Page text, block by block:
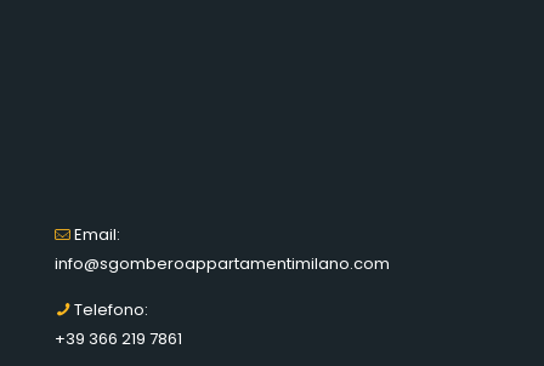
Email:
info@sgomberoappartamentimilano.com
Telefono:
+39 366 219 7861